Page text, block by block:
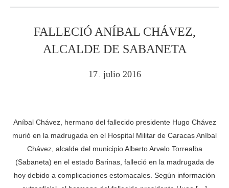
FALLECIÓ ANÍBAL CHÁVEZ,
ALCALDE DE SABANETA
17 . julio 2016
Aníbal Chávez, hermano del fallecido presidente Hugo Chávez
murió en la madrugada en el Hospital Militar de Caracas Aníbal
Chávez, alcalde del municipio Alberto Arvelo Torrealba
(Sabaneta) en el estado Barinas, falleció en la madrugada de
hoy debido a complicaciones estomacales. Según información